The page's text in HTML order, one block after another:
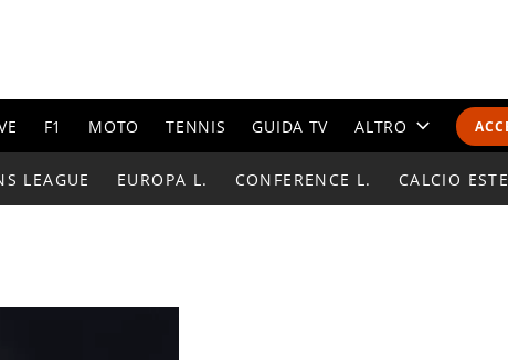
F1 MOTO TENNIS GUIDA TV ALTRO
CALENDARI E
LEAGUE EUROPA L. CONFERENCE L. CALCIO